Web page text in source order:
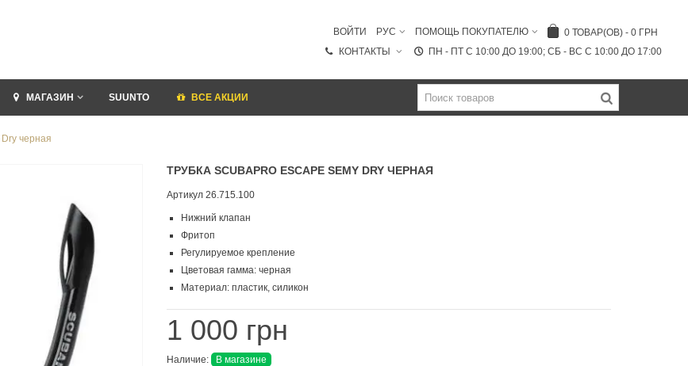
0 ТОВАР(ОВ) - 0 ГРН
ПОМОЩЬ ПОКУПАТЕЛЮ
РУС
ВОЙТИ
ПН - ПТ C 10:00 ДО 19:00; СБ - ВС С 10:00 ДО 17:00
КОНТАКТЫ
МАГАЗИН SUUNTO ВСЕ АКЦИИ
черная
ТРУБКА SCUBAPRO ESCAPE SEMY DRY ЧЕРНАЯ
Артикул 26.715.100
Нижний клапан
Фритоп
Регулируемое крепление
Цветовая гамма: черная
Материал: пластик, силикон
1 000 грн
Наличие: В магазине